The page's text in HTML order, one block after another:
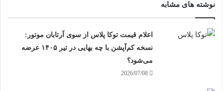
نوشته های مشابه
اعلام قیمت توکا پلاس از سوی آرتابان موتور:
نسخه کم‌آپشن با چه بهایی در تیر ۱۴۰۵ عرضه
می‌شود؟
2026/07/08